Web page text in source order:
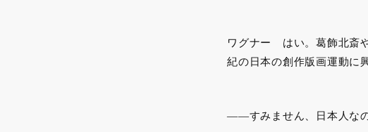
ワグナー はい。葛飾北斎
紀の日本の創作版画運動に
——すみません、日本人なの